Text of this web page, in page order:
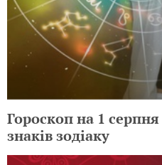
Гороскоп на 1 серпня
знаків зодіаку